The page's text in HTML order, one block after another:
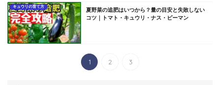
キュウリの育て方
夏野菜の追肥はいつから？量の目安と失敗しない
コツ｜トマト・キュウリ・ナス・ピーマン
1 2 3